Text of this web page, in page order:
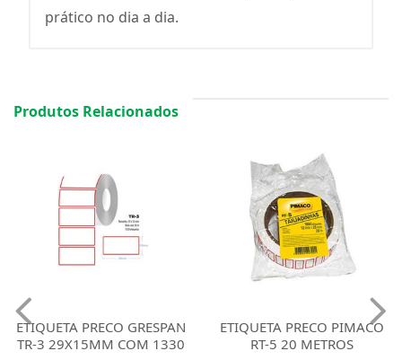
prático no dia a dia.
Produtos Relacionados
ETIQUETA PRECO PIMACO
RT-5 20 METROS
ETIQUETA PRECO GRESPAN
TR-5 50X30MM COM 600